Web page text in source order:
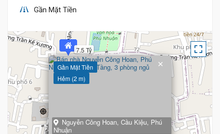
Gần Mặt Tiền
7.5 Tỷ
Gần Mặt Tiền
Hẻm (2 m)
Nguyễn Công Hoan, Cầu Kiệu, Phú
Nhuận
×